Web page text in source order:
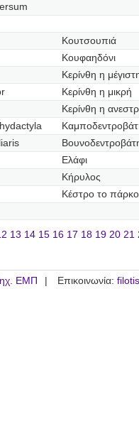
Κουτσουπιά
Κουφαηδόνι
Κερίνθη η
Κερίνθη η μικρή
Κερίνθη η
Ελάφι
Κήρυλος
Κέστρο το
13 14 15 16 17 18 19 20 21
ΕΜΠ Επικοινωνία: